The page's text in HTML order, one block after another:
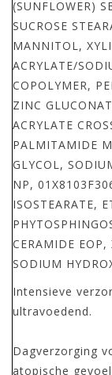
(SUNFLOWER)
SUCROSE
MANNITOL,
ACRYLATE/
COPOLYMER,
ZINC
ACRYLATE
PALMITAMIDE
GLYCOL,
NP,
ISOSTEARATE,
CERAMIDE
SODIUM
Intensieve
ultravoedend.
Dagverzorging
atopische